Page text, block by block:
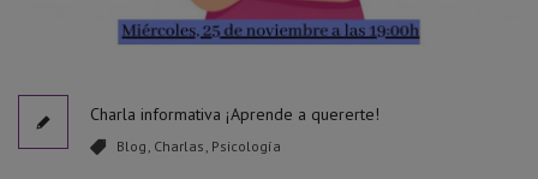
Charla informativa ¡Aprende a quererte!
Blog, Charlas, Psicología